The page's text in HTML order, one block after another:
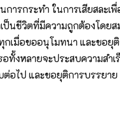
รกระทำ ในการเสียสละเ
เป็นชีวิตที่มีความถูกต้องโดย
กเมื่อขออนุโมทนา และขอยุ
อทั้งหลายจะประสบความสำ
อไป และขอยุติการบรรยาย